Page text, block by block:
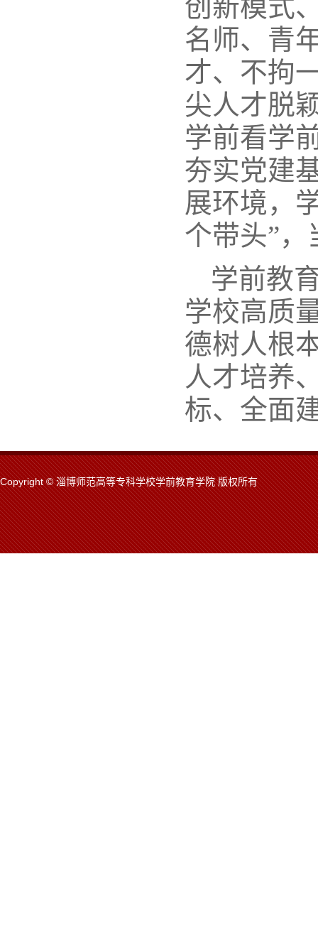
创新模式
名师、青
才、不拘
尖人才脱
学前看学
夯实党建
展环境，
个带头”
学前教
学校高质
德树人根
人才培养
标、全面
Copyright © 淄博师范高等专科学校学前教育学院 版权所有